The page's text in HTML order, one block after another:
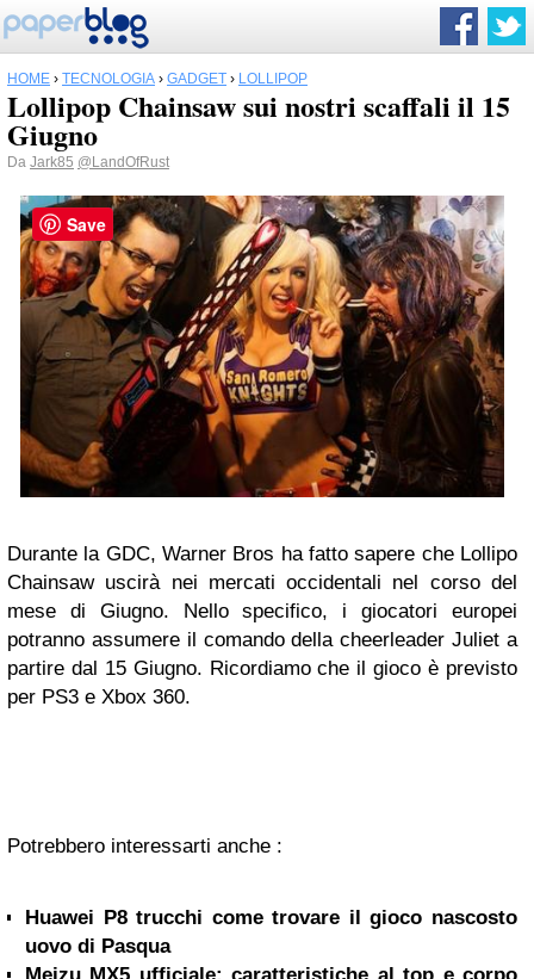
HOME › TECNOLOGIA › GADGET › LOLLIPOP
Lollipop Chainsaw sui nostri scaffali il 15
Giugno
Da Jark85 @LandOfRust
Durante la GDC, Warner Bros ha fatto sapere che Lollipo
Chainsaw uscirà nei mercati occidentali nel corso del
mese di Giugno. Nello specifico, i giocatori europei
potranno assumere il comando della cheerleader Juliet a
partire dal 15 Giugno. Ricordiamo che il gioco è previsto
per PS3 e Xbox 360.
Potrebbero interessarti anche :
Huawei P8 trucchi come trovare il gioco nascosto
uovo di Pasqua
Save